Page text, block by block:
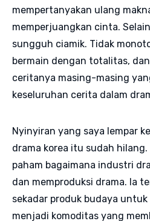
mempertanyakan ulang
memperjuangkan cinta.
sungguh ciamik. Tidak
bermain dengan totalitas,
ceritanya masing-masing
keseluruhan cerita dalam
Nyinyiran yang saya lempar
drama korea itu sudah
paham bagaimana industri
dan memproduksi drama. Ia
sekadar produk budaya
menjadi komoditas yang